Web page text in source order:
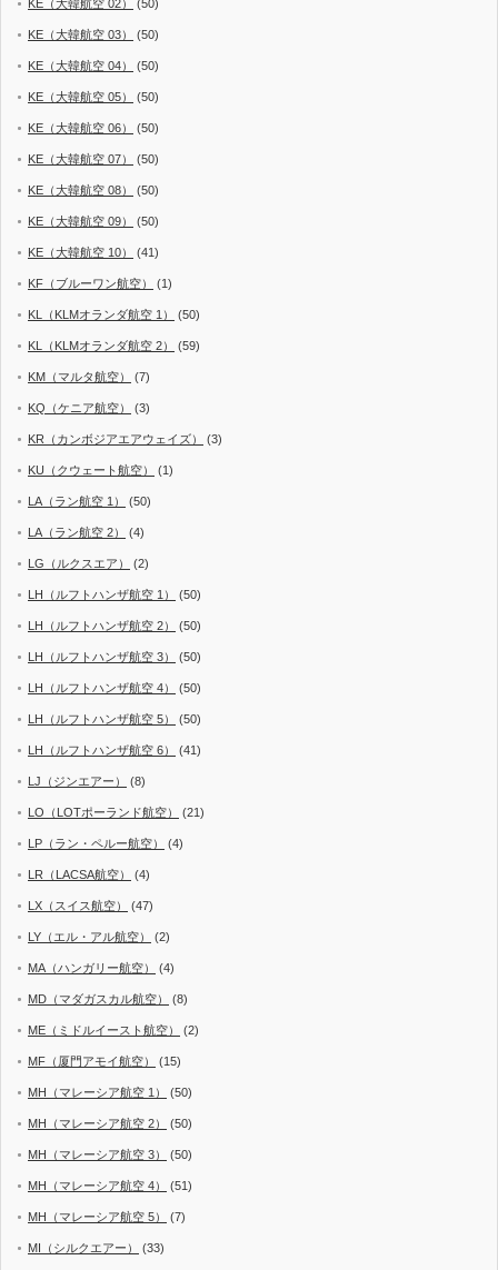
KE（大韓航空 02） (50)
KE（大韓航空 03） (50)
KE（大韓航空 04） (50)
KE（大韓航空 05） (50)
KE（大韓航空 06） (50)
KE（大韓航空 07） (50)
KE（大韓航空 08） (50)
KE（大韓航空 09） (50)
KE（大韓航空 10） (41)
KF（ブルーワン航空） (1)
KL（KLMオランダ航空 1） (50)
KL（KLMオランダ航空 2） (59)
KM（マルタ航空） (7)
KQ（ケニア航空） (3)
KR（カンボジアエアウェイズ） (3)
KU（クウェート航空） (1)
LA（ラン航空 1） (50)
LA（ラン航空 2） (4)
LG（ルクスエア） (2)
LH（ルフトハンザ航空 1） (50)
LH（ルフトハンザ航空 2） (50)
LH（ルフトハンザ航空 3） (50)
LH（ルフトハンザ航空 4） (50)
LH（ルフトハンザ航空 5） (50)
LH（ルフトハンザ航空 6） (41)
LJ（ジンエアー） (8)
LO（LOTポーランド航空） (21)
LP（ラン・ペルー航空） (4)
LR（LACSA航空） (4)
LX（スイス航空） (47)
LY（エル・アル航空） (2)
MA（ハンガリー航空） (4)
MD（マダガスカル航空） (8)
ME（ミドルイースト航空） (2)
MF（厦門アモイ航空） (15)
MH（マレーシア航空 1） (50)
MH（マレーシア航空 2） (50)
MH（マレーシア航空 3） (50)
MH（マレーシア航空 4） (51)
MH（マレーシア航空 5） (7)
MI（シルクエアー） (33)